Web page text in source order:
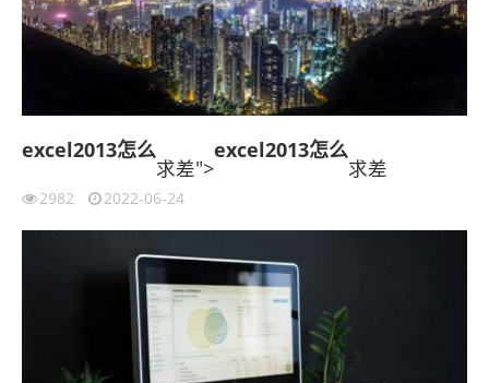
excel2013怎么
求差">
excel2013怎么
求差
2982 2022-06-24